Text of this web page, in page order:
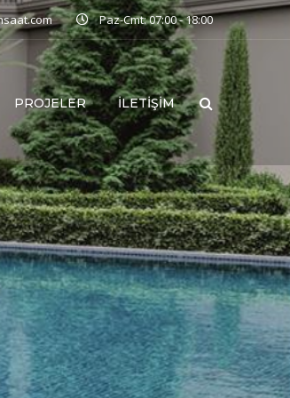
Paz-Cmt: 07:00 - 18:00
PROJELER İLETIŞIM